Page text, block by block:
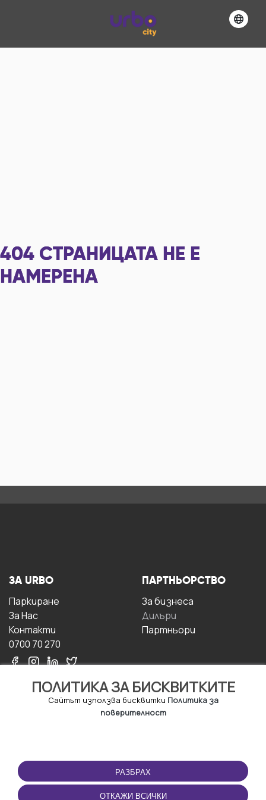
404 СТРАНИЦАТА НЕ Е
НАМЕРЕНА
ПОЛИТИКА ЗА БИСКВИТКИТЕ
Сайтът използва бисквитки Политика за
поверителност
РАЗБРАХ
ОТКАЖИ ВСИЧКИ
ЗА URBO
Паркиране
За Hас
Контакти
0700 70 270
ПАРТНЬОРСТВО
За бизнесa
Дилъри
Партньори
ПОЛЗВАНЕ
Правила и условия за
ползване
ПРИЛОЖЕНИЕТО